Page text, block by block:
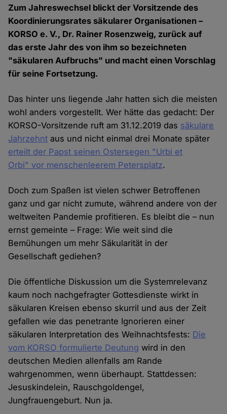
Zum Jahreswechsel blickt der Vorsitzende des
Koordinierungsrates säkularer Organisationen –
KORSO e. V., Dr. Rainer Rosenzweig, zurück auf
das erste Jahr des von ihm so bezeichneten
"säkularen Aufbruchs" und macht einen Vorschlag
für seine Fortsetzung.
Das hinter uns liegende Jahr hatten sich die meisten
wohl anders vorgestellt. Wer hätte das gedacht: Der
KORSO-Vorsitzende ruft am 31.12.2019 das säkulare
Jahrzehnt aus und nicht einmal drei Monate später
erteilt der Papst seinen Ostersegen "Urbi et
Orbi" vor menschenleerem Petersplatz.
Doch zum Spaßen ist vielen schwer Betroffenen
ganz und gar nicht zumute, während andere von der
weltweiten Pandemie profitieren. Es bleibt die – nun
ernst gemeinte – Frage: Wie weit sind die
Bemühungen um mehr Säkularität in der
Gesellschaft gediehen?
Die öffentliche Diskussion um die Systemrelevanz
kaum noch nachgefragter Gottesdienste wirkt in
säkularen Kreisen ebenso skurril und aus der Zeit
gefallen wie das penetrante Ignorieren einer
säkularen Interpretation des Weihnachtsfests: Die
vom KORSO formulierte Deutung wird in den
deutschen Medien allenfalls am Rande
wahrgenommen, wenn überhaupt. Stattdessen:
Jesuskindelein, Rauschgoldengel,
Jungfrauengeburt. Nun ja.